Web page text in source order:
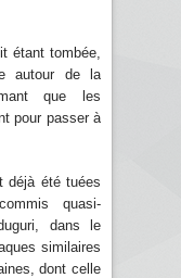
étant tombée,
autour de la
que les
pour passer à
déjà été tuées
quasi-
dans le
similaires
dont celle